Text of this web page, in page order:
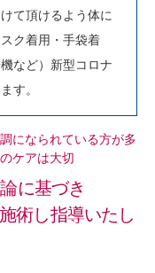
て頂けるよう体に
ク着用・手袋着
など）新型コロナ
す。
になられている方が多
ケアは大切
に基づき
術し指導いたし